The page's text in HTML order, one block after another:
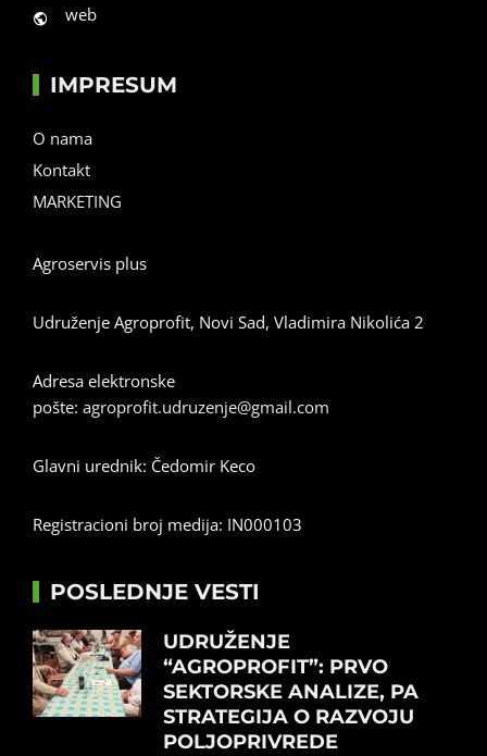
web
IMPRESUM
O nama
Kontakt
MARKETING
Agroservis plus
Udruženje Agroprofit, Novi Sad, Vladimira Nikolića 2
Adresa elektronske
pošte: agroprofit.udruzenje@gmail.com
Glavni urednik: Čedomir Keco
Registracioni broj medija: IN000103
POSLEDNJE VESTI
UDRUŽENJE
“AGROPROFIT”: PRVO
SEKTORSKE ANALIZE, PA
STRATEGIJA O RAZVOJU
POLJOPRIVREDE